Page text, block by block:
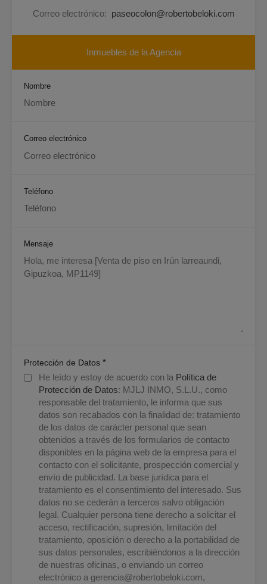
Correo electrónico: paseocolon@robertobeloki.com
Inmuebles de la Agencia
Nombre
Correo electrónico
Teléfono
Mensaje
Protección de Datos *
He leído y estoy de acuerdo con la Política de
Protección de Datos: MJLJ INMO, S.L.U., como
responsable del tratamiento, le informa que sus
datos son recabados con la finalidad de: tratamiento
de los datos de carácter personal que sean
obtenidos a través de los formularios de contacto
disponibles en la página web de la empresa para el
contacto con el solicitante, prospección comercial y
envío de publicidad. La base jurídica para el
tratamiento es el consentimiento del interesado. Sus
datos no se cederán a terceros salvo obligación
legal. Cualquier persona tiene derecho a solicitar el
acceso, rectificación, supresión, limitación del
tratamiento, oposición o derecho a la portabilidad de
sus datos personales, escribiéndonos a la dirección
de nuestras oficinas, o enviando un correo
electrónico a gerencia@robertobeloki.com,